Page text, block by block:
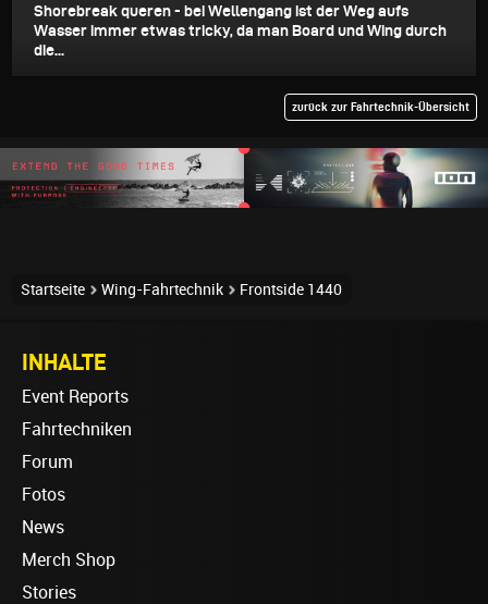
Shorebreak queren - bei Wellengang ist der Weg aufs
Wasser immer etwas tricky, da man Board und Wing durch
die...
zurück zur Fahrtechnik-Übersicht
Startseite Wing-Fahrtechnik Frontside 1440
INHALTE
Event Reports
Fahrtechniken
Forum
Fotos
News
Merch Shop
Stories